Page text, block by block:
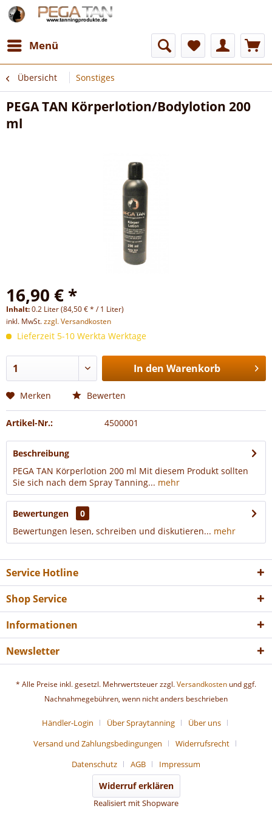
Menü
Übersicht Sonstiges
PEGA TAN Körperlotion/Bodylotion 200
ml
16,90 € *
Inhalt:0.2 Liter (84,50 € * / 1 Liter)
inkl. MwSt.zzgl. Versandkosten
Lieferzeit 5-10 Werkta Werktage
In den Warenkorb
Merken Bewerten
Artikel-Nr.: 4500001
Beschreibung
PEGA TAN Körperlotion 200 ml Mit diesem Produkt sollten
Sie sich nach dem Spray Tanning... mehr
Bewertungen
0
Bewertungen lesen, schreiben und diskutieren... mehr
Service Hotline
Shop Service
Informationen
Newsletter
* Alle Preise inkl. gesetzl. Mehrwertsteuer zzgl.Versandkosten und ggf.
Nachnahmegebühren, wenn nicht anders beschrieben
Händler-Login Über Spraytanning
Über uns
Versand und Zahlungsbedingungen
Widerrufsrecht
Datenschutz
AGB Impressum
Widerruf erklären
Realisiert mit Shopware